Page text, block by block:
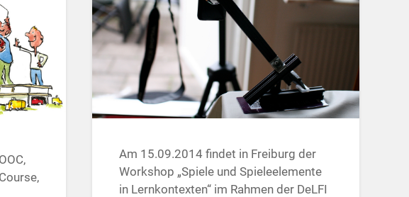
Am 15.09.2014 findet in Freiburg der
Workshop „Spiele und Spieleelemente
in Lernkontexten“ im Rahmen der DeLFI